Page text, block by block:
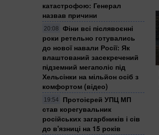
катастрофою: Генерал
назвав причини
20:08
Фіни всі післявоєнні
роки ретельно готувались
до нової навали Росії: Як
влаштований засекречений
підземний мегаполіс під
Хельсінки на мільйон осіб з
комфортом (відео)
19:54
Протоієрей УПЦ МП
став корегувальник
російських загарбників і сів
до в'язниці на 15 років